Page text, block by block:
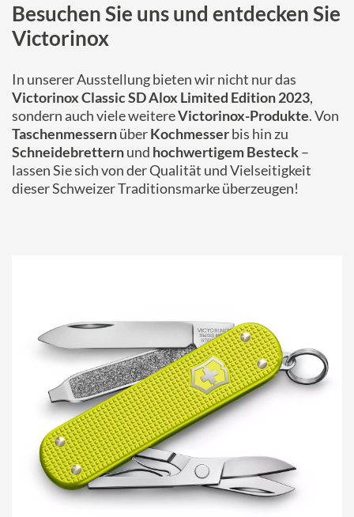
Besuchen Sie uns und entdecken Sie
Victorinox
In unserer Ausstellung bieten wir nicht nur das
Victorinox Classic SD Alox Limited Edition 2023,
sondern auch viele weitereVictorinox-Produkte. Von
TaschenmessernüberKochmesserbis hin zu
Schneidebretternund hochwertigem Besteck–
lassen Sie sich von der Qualität und Vielseitigkeit
dieser Schweizer Traditionsmarke überzeugen!